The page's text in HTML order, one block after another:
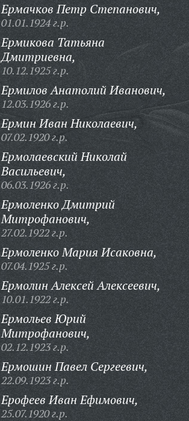
Ермачков Петр Степанович,
01.01.1924 г.р.
Ермикова Татьяна
Дмитриевна,
10.12.1925 г.р.
Ермилов Анатолий Иванович,
12.03.1926 г.р.
Ермин Иван Николаевич,
07.02.1920 г.р.
Ермолаевский Николай
Васильевич,
06.03.1926 г.р.
Ермоленко Дмитрий
Митрофанович,
27.02.1922 г.р.
Ермоленко Мария Исаковна,
07.04.1925 г.р.
Ермолин Алексей Алексеевич,
10.01.1922 г.р.
Ермольев Юрий
Митрофанович,
02.12.1923 г.р.
Ермошин Павел Сергеевич,
22.09.1923 г.р.
Ерофеев Иван Ефимович,
25.07.1920 г.р.